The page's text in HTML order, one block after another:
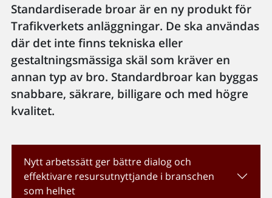
Standardiserade broar är en ny produkt för
Trafikverkets anläggningar. De ska användas
där det inte finns tekniska eller
gestaltningsmässiga skäl som kräver en
annan typ av bro. Standardbroar kan byggas
snabbare, säkrare, billigare och med högre
kvalitet.
Nytt arbetssätt ger bättre dialog och
effektivare resursutnyttjande i branschen
som helhet